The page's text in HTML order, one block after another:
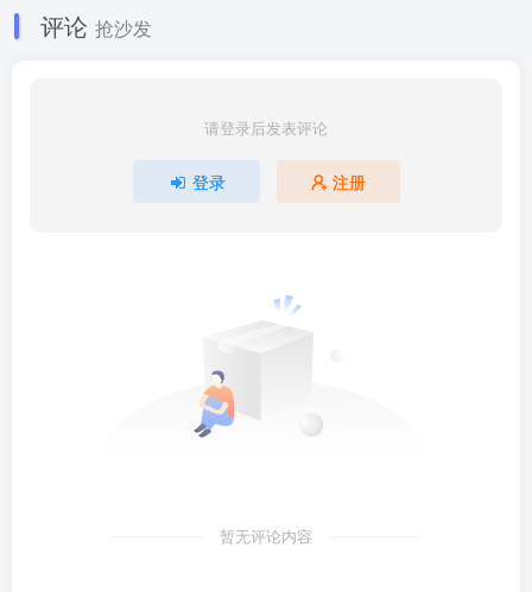
评论 抢沙发
请登录后发表评论
登录 注册
暂无评论内容